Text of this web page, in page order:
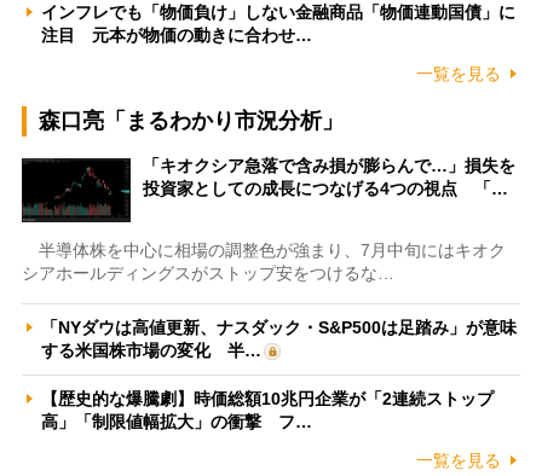
インフレでも「物価負け」しない金融商品「物価連動国債」に
注目 元本が物価の動きに合わせ…
一覧を見る
森口亮「まるわかり市況分析」
「キオクシア急落で含み損が膨らんで…」損失を
投資家としての成長につなげる4つの視点 「…
半導体株を中心に相場の調整色が強まり、7月中旬にはキオク
シアホールディングスがストップ安をつけるな…
「NYダウは高値更新、ナスダック・S&P500は足踏み」が意味
する米国株市場の変化 半…
【歴史的な爆騰劇】時価総額10兆円企業が「2連続ストップ
高」「制限値幅拡大」の衝撃 フ…
一覧を見る